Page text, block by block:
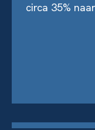
circa 35%